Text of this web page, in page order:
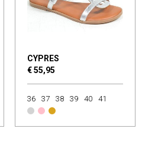
CYPRES
€ 55,95
36 37 38 39 40 41